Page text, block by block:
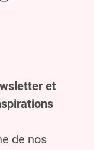
et
de nos